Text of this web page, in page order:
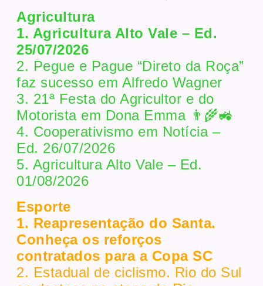
Agricultura
1. Agricultura Alto Vale – Ed.
25/07/2026
2. Pegue e Pague “Direto da Roça”
faz sucesso em Alfredo Wagner
3. 21ª Festa do Agricultor e do
Motorista em Dona Emma 👨‍🌾🚜
4. Cooperativismo em Notícia –
Ed. 26/07/2026
5. Agricultura Alto Vale – Ed.
01/08/2026
Esporte
1. Reapresentação do Santa.
Conheça os reforços
contratados para a Copa SC
2. Estadual de ciclismo. Rio do Sul